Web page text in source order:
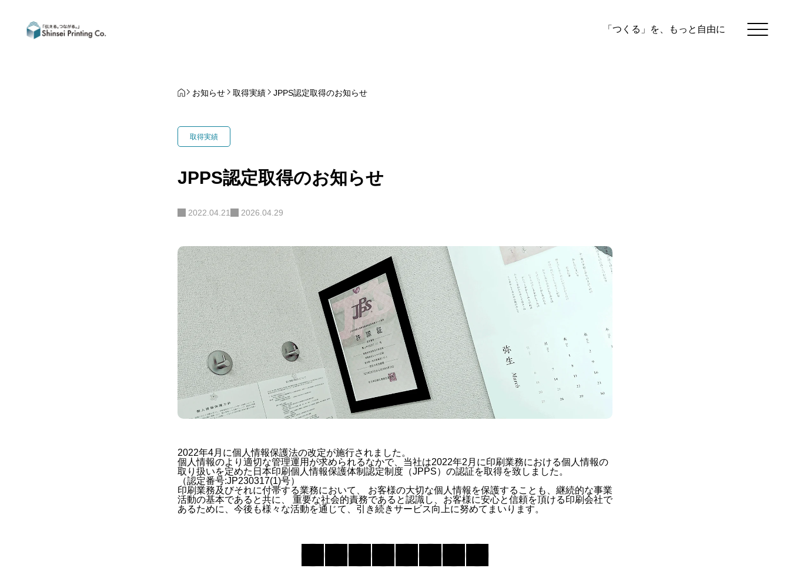
「つくる」を、もっと自由に
お知らせ 取得実績 JPPS認定取得のお知らせ
取得実績
JPPS認定取得のお知らせ
2022.04.21 2026.04.29
2022年4月に個人情報保護法の改定が施行されました。
個人情報のより適切な管理運用が求められるなかで、当社は2022年2月に印刷業務における個人情報の
取り扱いを定めた日本印刷個人情報保護体制認定制度（JPPS）の認証を取得を致しました。
（認定番号:JP230317(1)号）
印刷業務及びそれに付帯する業務において、 お客様の大切な個人情報を保護することも、継続的な事業
活動の基本であると共に、 重要な社会的責務であると認識し、お客様に安心と信頼を頂ける印刷会社で
あるために、今後も様々な活動を通じて、引き続きサービス向上に努めてまいります。